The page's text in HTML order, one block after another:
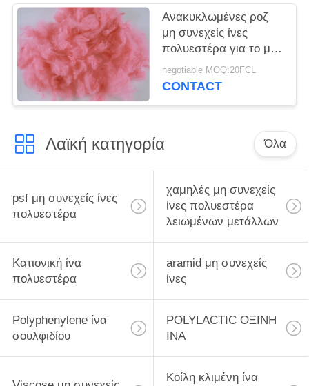
Ανακυκλωμένες ροζ
μη συνεχείς ίνες
πολυεστέρα για το μη
υφανθε'ν ύφασμα
στρωμάτων
negotiable MOQ:20FCL
CONTACT
Λαϊκή κατηγορία Όλα
psf μη συνεχείς ίνες
πολυεστέρα
χαμηλές μη συνεχείς
ίνες πολυεστέρα
λειωμένων μετάλλων
Κατιονική ίνα
πολυεστέρα
aramid μη συνεχείς
ίνες
Polyphenylene ίνα
σουλφιδίου
POLYLACTIC ΟΞΙΝΗ
ΙΝΑ
Κοίλη κλιμένη ίνα